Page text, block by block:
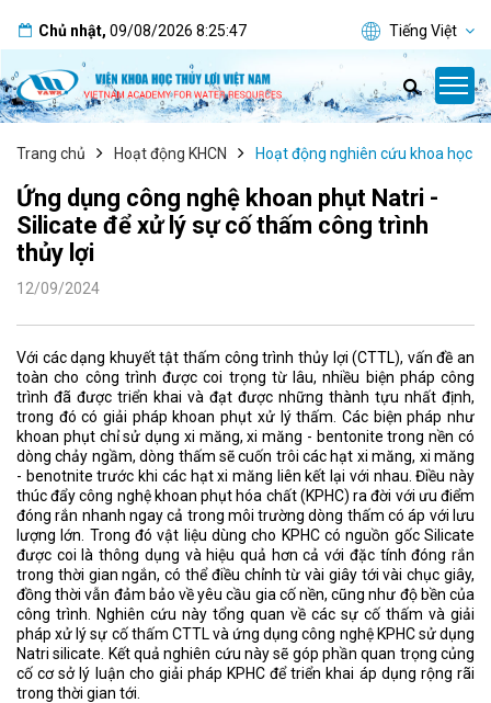
Chủ nhật, 09/08/2026 8:25:48 Tiếng Việt
Trang chủ Hoạt động KHCN Hoạt động nghiên cứu khoa học
Ứng dụng công nghệ khoan phụt Natri -
Silicate để xử lý sự cố thấm công trình
thủy lợi
12/09/2024
Với các dạng khuyết tật thấm công trình thủy lợi (CTTL), vấn đề an
toàn cho công trình được coi trọng từ lâu, nhiều biện pháp công
trình đã được triển khai và đạt được những thành tựu nhất định,
trong đó có giải pháp khoan phụt xử lý thấm. Các biện pháp như
khoan phụt chỉ sử dụng xi măng, xi măng - bentonite trong nền có
dòng chảy ngầm, dòng thấm sẽ cuốn trôi các hạt xi măng, xi măng
- benotnite trước khi các hạt xi măng liên kết lại với nhau. Điều này
thúc đẩy công nghệ khoan phụt hóa chất (KPHC) ra đời với ưu điểm
đóng rắn nhanh ngay cả trong môi trường dòng thấm có áp với lưu
lượng lớn. Trong đó vật liệu dùng cho KPHC có nguồn gốc Silicate
được coi là thông dụng và hiệu quả hơn cả với đặc tính đóng rắn
trong thời gian ngắn, có thể điều chỉnh từ vài giây tới vài chục giây,
đồng thời vẫn đảm bảo về yêu cầu gia cố nền, cũng như độ bền của
công trình. Nghiên cứu này tổng quan về các sự cố thấm và giải
pháp xử lý sự cố thấm CTTL và ứng dụng công nghệ KPHC sử dụng
Natri silicate. Kết quả nghiên cứu này sẽ góp phần quan trọng củng
cố cơ sở lý luận cho giải pháp KPHC để triển khai áp dụng rộng rãi
trong thời gian tới.